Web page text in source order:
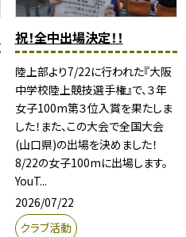
祝！全中出場決定！！
陸上部より7/22に行われた『大阪
中学校陸上競技選手権』で、３年
女子100m第３位入賞を果たしま
した！また、この大会で全国大会
(山口県)の出場を決めました！
8/22の女子100mに出場します。
YouT...
2026/07/22
クラブ活動